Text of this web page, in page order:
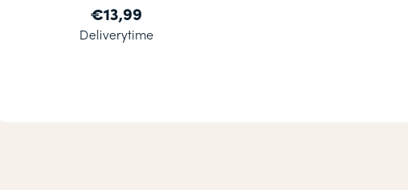
€13,99
Deliverytime